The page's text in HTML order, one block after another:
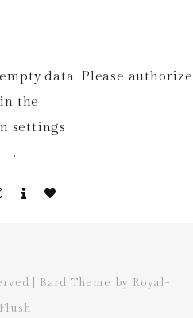
data. Please authorize
the
settings
.
| Bard Theme by Royal-
Flush